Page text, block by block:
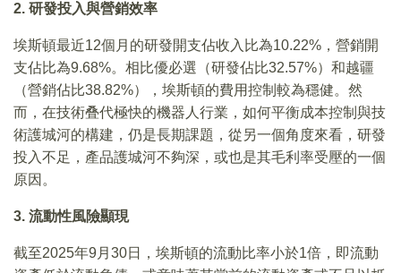
2. 研發投入與營銷效率
埃斯頓最近12個月的研發開支佔收入比為10.22%，營銷開
支佔比為9.68%。相比優必選（研發佔比32.57%）和越疆
（營銷佔比38.82%），埃斯頓的費用控制較為穩健。然
而，在技術叠代極快的機器人行業，如何平衡成本控制與技
術護城河的構建，仍是長期課題，從另一個角度來看，研發
投入不足，產品護城河不夠深，或也是其毛利率受壓的一個
原因。
3. 流動性風險顯現
截至2025年9月30日，埃斯頓的流動比率小於1倍，即流動